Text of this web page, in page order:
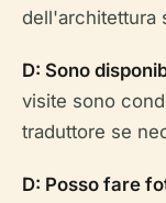
dell'architettura
D: Sono
visite sono
traduttore se
D: Posso fare